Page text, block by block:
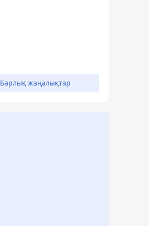
Барлық жаңалықтар